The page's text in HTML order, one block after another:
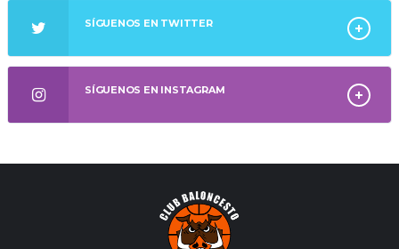
SÍGUENOS EN TWITTER
SÍGUENOS EN INSTAGRAM